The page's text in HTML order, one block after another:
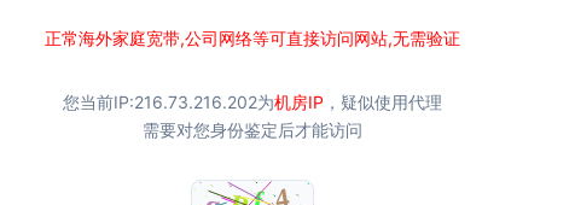
正常海外家庭宽带,公司网络等可直接访问网站,无需验证
您当前IP:216.73.216.202为机房IP ，疑似使用代理
需要对您身份鉴定后才能访问